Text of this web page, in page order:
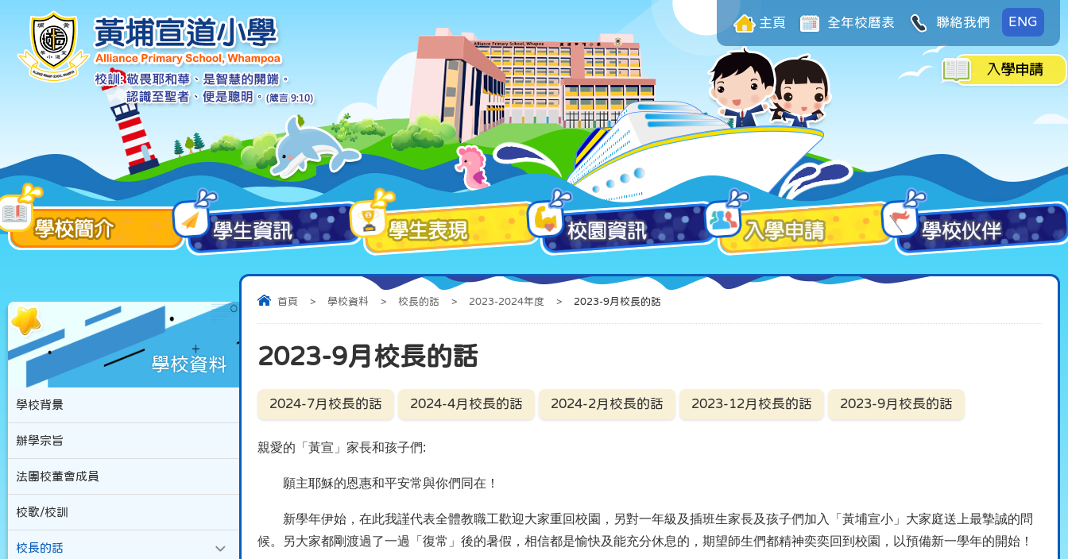
主頁 全年校曆表 聯絡我們 ENG
首頁 > 學校資料 > 校長的話 > 2023-2024年度 > 2023-9月校長的話
2023-9月校長的話
2024-7月校長的話 2024-4月校長的話 2024-2月校長的話 2023-12月校長的話 2023-9月校長的話
親愛的「黃宣」家長和孩子們:
願主耶穌的恩惠和平安常與你們同在！
新學年伊始，在此我謹代表全體教職工歡迎大家重回校園，另對一年級及插班生家長及孩子們加入「黃埔宣小」大家庭送上最摯誠的問
候。另大家都剛渡過了一過「復常」後的暑假，相信都是愉快及能充分休息的，期望師生們都精神奕奕回到校園，以預備新一學年的開始！
學校資料
學校背景
辦學宗旨
法團校董會成員
校歌/校訓
校長的話